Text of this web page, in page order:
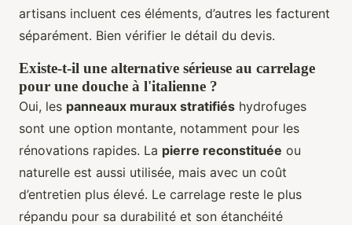
artisans incluent ces éléments, d’autres les facturent
séparément. Bien vérifier le détail du devis.
Existe-t-il une alternative sérieuse au carrelage
pour une douche à l'italienne ?
Oui, les panneaux muraux stratifiés hydrofuges
sont une option montante, notamment pour les
rénovations rapides. La pierre reconstituée ou
naturelle est aussi utilisée, mais avec un coût
d’entretien plus élevé. Le carrelage reste le plus
répandu pour sa durabilité et son étanchéité